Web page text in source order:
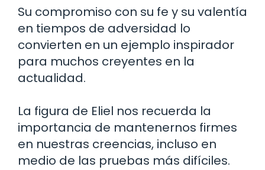
Su compromiso con su fe y su valentía
en tiempos de adversidad lo
convierten en un ejemplo inspirador
para muchos creyentes en la
actualidad.
La figura de Eliel nos recuerda la
importancia de mantenernos firmes
en nuestras creencias, incluso en
medio de las pruebas más difíciles.